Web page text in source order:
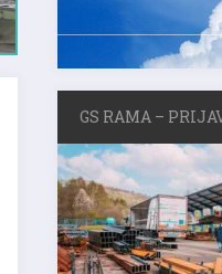
GS RAMA –